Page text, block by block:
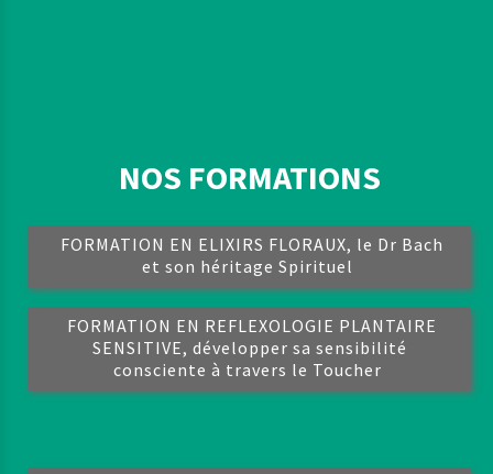
NOS FORMATIONS
FORMATION EN ELIXIRS FLORAUX, le Dr Bach
et son héritage Spirituel
FORMATION EN REFLEXOLOGIE PLANTAIRE
SENSITIVE, développer sa sensibilité
consciente à travers le Toucher